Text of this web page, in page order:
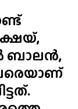
ബാലൻ,